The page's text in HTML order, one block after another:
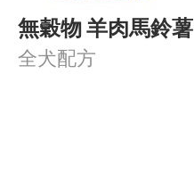
無穀物 羊肉馬鈴薯
全犬配方